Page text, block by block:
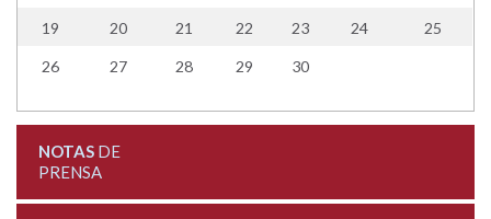
19 20 21 22 23 24 25
26 27 28 29 30
NOTASDE
PRENSA